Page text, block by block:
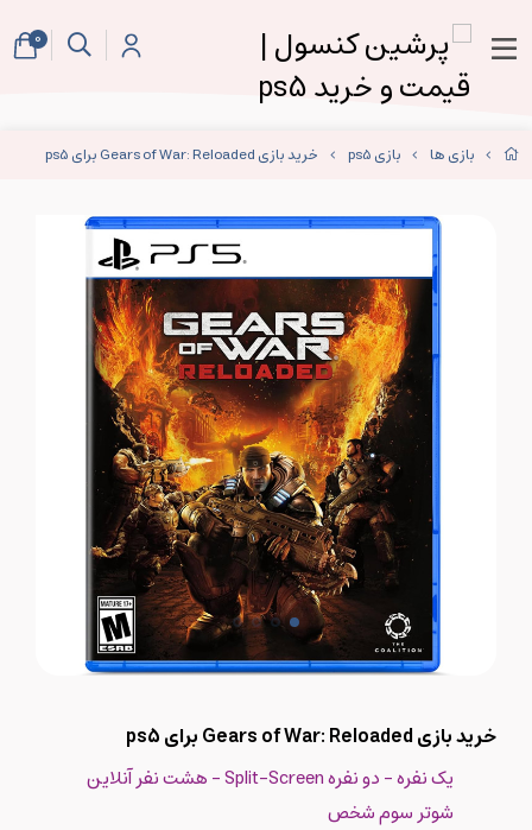
بازی ها بازی ps5 خرید بازی Gears of War: Reloaded برای ps5
خرید بازی Gears of War: Reloaded برای ps5
یک نفره - دو نفره Split-Screen - هشت نفر آنلاین
شوتر سوم شخص
0